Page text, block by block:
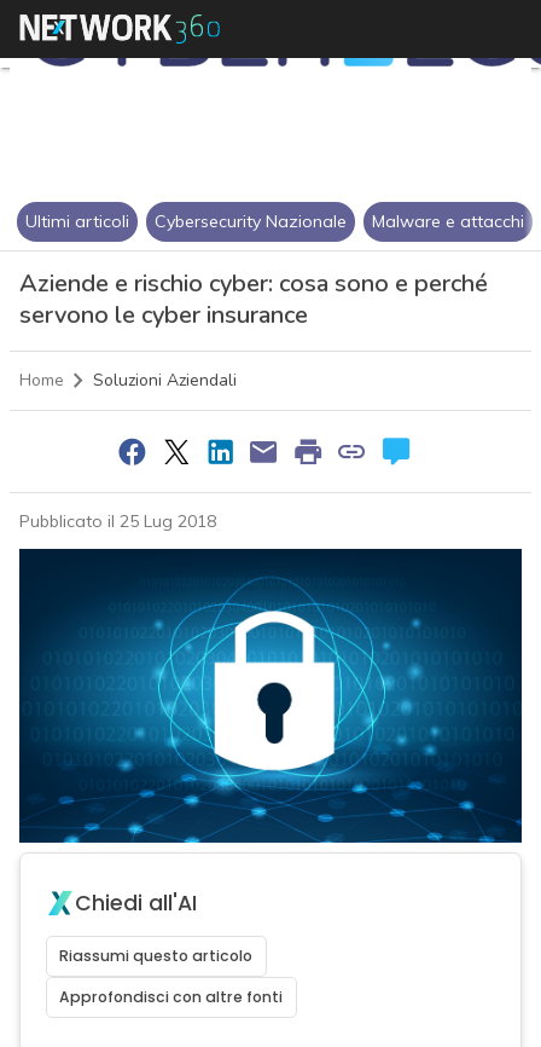
Ultimi articoli Cybersecurity Nazionale Malware e attacchi
Aziende e rischio cyber: cosa sono e perché
servono le cyber insurance
Home Soluzioni Aziendali
Pubblicato il 25 Lug 2018
Chiedi all'AI
Riassumi questo articolo
Approfondisci con altre fonti